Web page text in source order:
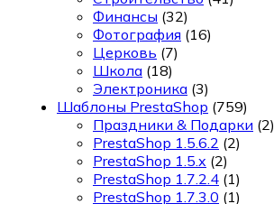
Финансы (32)
Фотография (16)
Церковь (7)
Школа (18)
Электроника (3)
Шаблоны PrestaShop (759)
Праздники & Подарки (2)
PrestaShop 1.5.6.2 (2)
PrestaShop 1.5.x (2)
PrestaShop 1.7.2.4 (1)
PrestaShop 1.7.3.0 (1)